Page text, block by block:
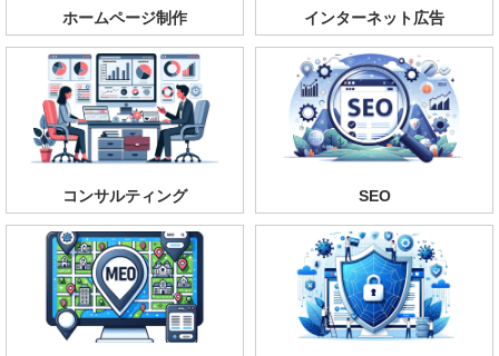
ホームページ制作 インターネット広告
コンサルティング SEO